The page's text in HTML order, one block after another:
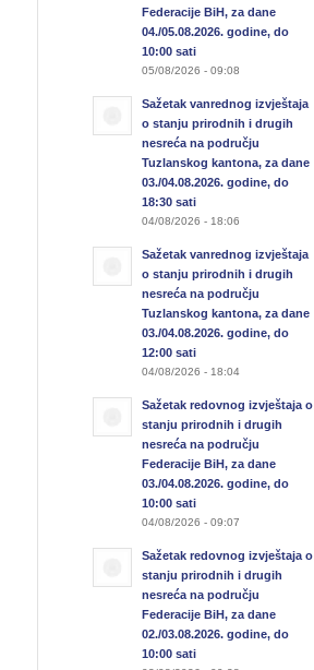
Federacije BiH, za dane
04./05.08.2026. godine, do
10:00 sati
05/08/2026 - 09:08
Sažetak vanrednog izvještaja
o stanju prirodnih i drugih
nesreća na području
Tuzlanskog kantona, za dane
03./04.08.2026. godine, do
18:30 sati
04/08/2026 - 18:06
Sažetak vanrednog izvještaja
o stanju prirodnih i drugih
nesreća na području
Tuzlanskog kantona, za dane
03./04.08.2026. godine, do
12:00 sati
04/08/2026 - 18:04
Sažetak redovnog izvještaja o
stanju prirodnih i drugih
nesreća na području
Federacije BiH, za dane
03./04.08.2026. godine, do
10:00 sati
04/08/2026 - 09:07
Sažetak redovnog izvještaja o
stanju prirodnih i drugih
nesreća na području
Federacije BiH, za dane
02./03.08.2026. godine, do
10:00 sati